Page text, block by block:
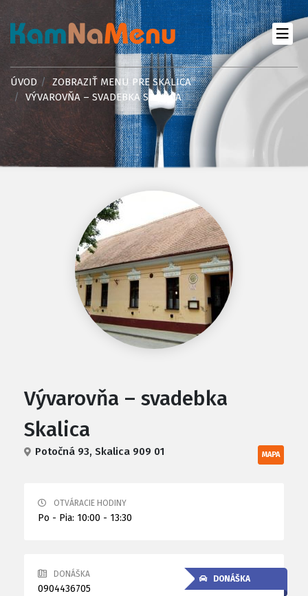
ÚVOD
ZOBRAZIŤ MENU PRE SKALICA
VÝVAROVŇA – SVADEBKA SKALICA
Vývarovňa – svadebka
Skalica
Potočná 93, Skalica 909 01 MAPA
OTVÁRACIE HODINY
Po - Pia: 10:00 - 13:30
DONÁŠKA
DONÁŠKA
0904436705